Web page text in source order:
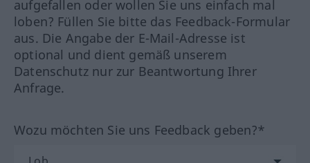
aufgefallen oder wollen Sie uns einfach mal
loben? Füllen Sie bitte das Feedback-Formular
aus. Die Angabe der E-Mail-Adresse ist
optional und dient gemäß unserem
Datenschutz nur zur Beantwortung Ihrer
Anfrage.
Wozu möchten Sie uns Feedback geben?*